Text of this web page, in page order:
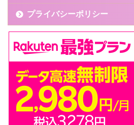
プライバシーポリシー